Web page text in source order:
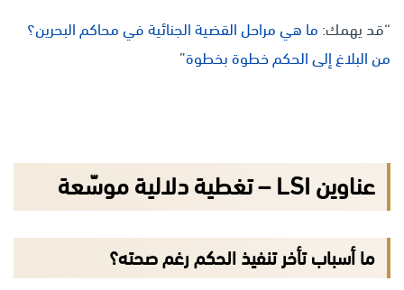
“قد يهمك: ما هي مراحل القضية الجنائية في محاكم البحرين؟
من البلاغ إلى الحكم خطوة بخطوة”
عناوين LSI – تغطية دلالية موسّعة
ما أسباب تأخر تنفيذ الحكم رغم صحته؟